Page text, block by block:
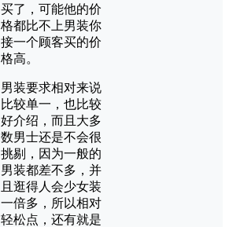
买了，可能他的价
格都比不上男装你
接一个顾客买的价
格高。
男装要求相对来说
比较单一，也比较
好介绍，而且大多
数男士还是不会很
挑剔，因为一般的
男装都差不多，并
且逛得人会少女装
一倍多，所以相对
轻松点，还有就是